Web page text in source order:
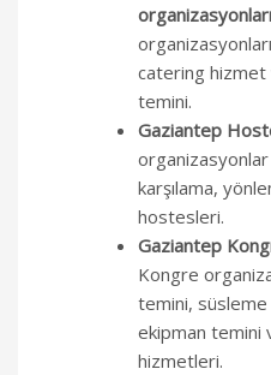
catering hizmet
temini.
Gaziantep
organizasyonlar
karşılama,
hostesleri.
Gaziantep
Kongre
temini, süsleme
ekipman temini
hizmetleri.